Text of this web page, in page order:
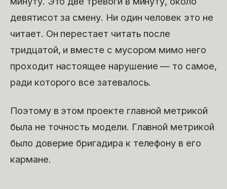
девятисот за смену. Ни один человек это не
читает. Он перестает читать после
тридцатой, и вместе с мусором мимо него
проходит настоящее нарушение — то самое,
ради которого все затевалось.
Поэтому в этом проекте главной метрикой
была не точность модели. Главной метрикой
было доверие бригадира к телефону в его
кармане.